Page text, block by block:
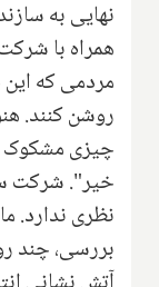
نهایی به
همراه با
مردمی که این
روشن کنند.
چیزی مشکوک
خیر". شرکت
نظری ندارد.
بررسی، چند